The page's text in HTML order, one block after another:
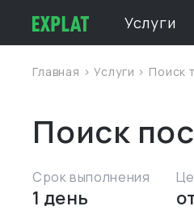
Услуги
Главная >Услуги > Поиск
Поиск
Срок выполнения
1 день